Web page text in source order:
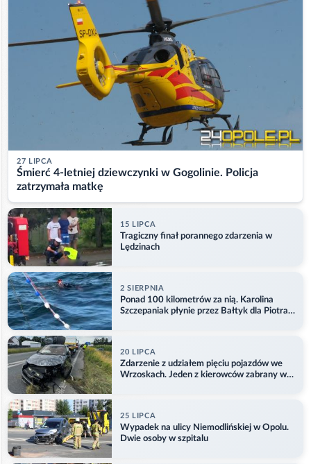
27 LIPCA
Śmierć 4-letniej dziewczynki w Gogolinie. Policja
zatrzymała matkę
15 LIPCA
Tragiczny finał porannego zdarzenia w
Lędzinach
2 SIERPNIA
Ponad 100 kilometrów za nią. Karolina
Szczepaniak płynie przez Bałtyk dla Piotra.
20 LIPCA
Zdarzenie z udziałem pięciu pojazdów we
Wrzoskach. Jeden z kierowców zabrany w
25 LIPCA
Wypadek na ulicy Niemodlińskiej w Opolu.
Dwie osoby w szpitalu